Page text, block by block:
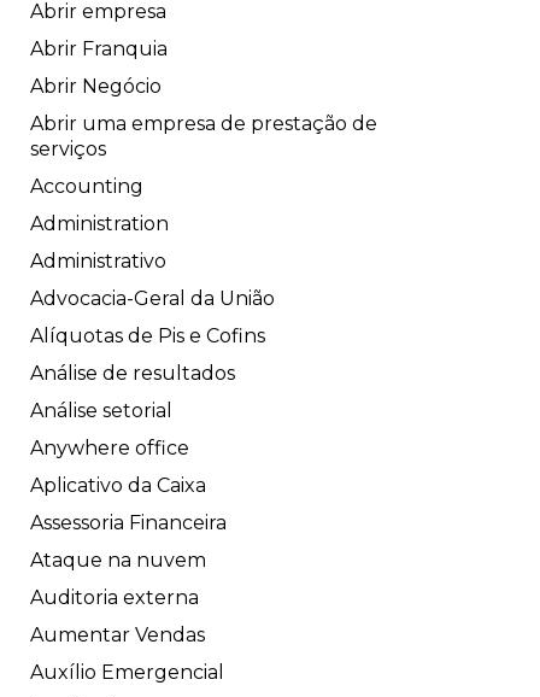
Abrir empresa
Abrir Franquia
Abrir Negócio
Abrir uma empresa de prestação de
serviços
Accounting
Administration
Administrativo
Advocacia-Geral da União
Alíquotas de Pis e Cofins
Análise de resultados
Análise setorial
Anywhere office
Aplicativo da Caixa
Assessoria Financeira
Ataque na nuvem
Auditoria externa
Aumentar Vendas
Auxílio Emergencial